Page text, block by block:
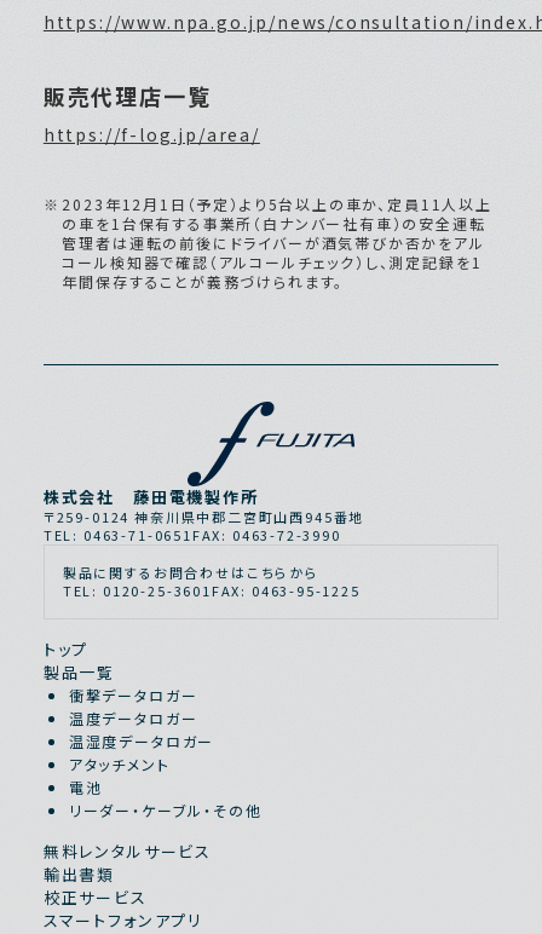
https://www.npa.go.jp/news/consultation/
販売代理店一覧
https://f-log.jp/area/
2023年12月1日（予定）より5台以上の車か、定員11人以上
の車を1台保有する事業所（白ナンバー社有車）の安全運転
管理者は運転の前後にドライバーが酒気帯びか否かをアル
コール検知器で確認（アルコールチェック）し、測定記録を1
年間保存することが義務づけられます。
株式会社 藤田電機製作所
〒259-0124 神奈川県中郡二宮町山西945番地
TEL: 0463-71-0651FAX: 0463-72-3990
製品に関するお問合わせはこちらから
TEL: 0120-25-3601FAX: 0463-95-1225
トップ
製品一覧
衝撃データロガー
温度データロガー
温湿度データロガー
アタッチメント
電池
リーダー・ケーブル・その他
無料レンタルサービス
輸出書類
校正サービス
スマートフォンアプリ